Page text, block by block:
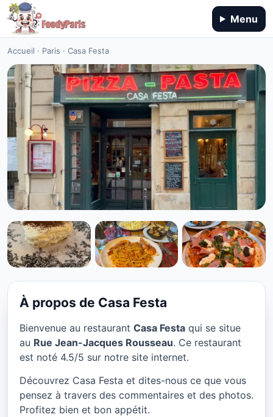
Menu
Accueil · Paris · Casa Festa
CUISINE ITALIENNE
Casa Festa à Paris
★ 4.5/5 17 € / personne
À propos de Casa Festa
Bienvenue au restaurant Casa Festa qui se situe
au Rue Jean-Jacques Rousseau. Ce restaurant
est noté 4.5/5 sur notre site internet.
Découvrez Casa Festa et dites-nous ce que vous
pensez à travers des commentaires et des photos.
Profitez bien et bon appétit.